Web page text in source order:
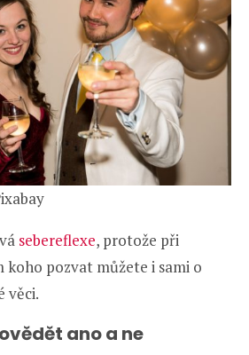
sebereflexe, protože při
pozvat můžete i sami o
věci.
ano a ne